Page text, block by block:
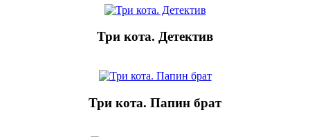
Три кота. Детектив
Три кота. Папин брат